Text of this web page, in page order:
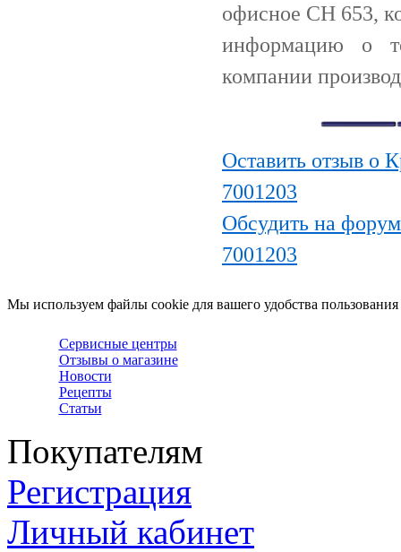
офисное CH 653,
информацию о
компании
Оставить отзыв о
7001203
Обсудить на
7001203
Мы используем файлы cookie для вашего удобства
Сервисные центры
Отзывы о магазине
Новости
Рецепты
Статьи
Покупателям
Регистрация
Личный кабинет